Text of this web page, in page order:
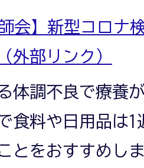
師会】新型コロナ
外部リンク）
体調不良で療養
食料や日用品は
とをおすすめし